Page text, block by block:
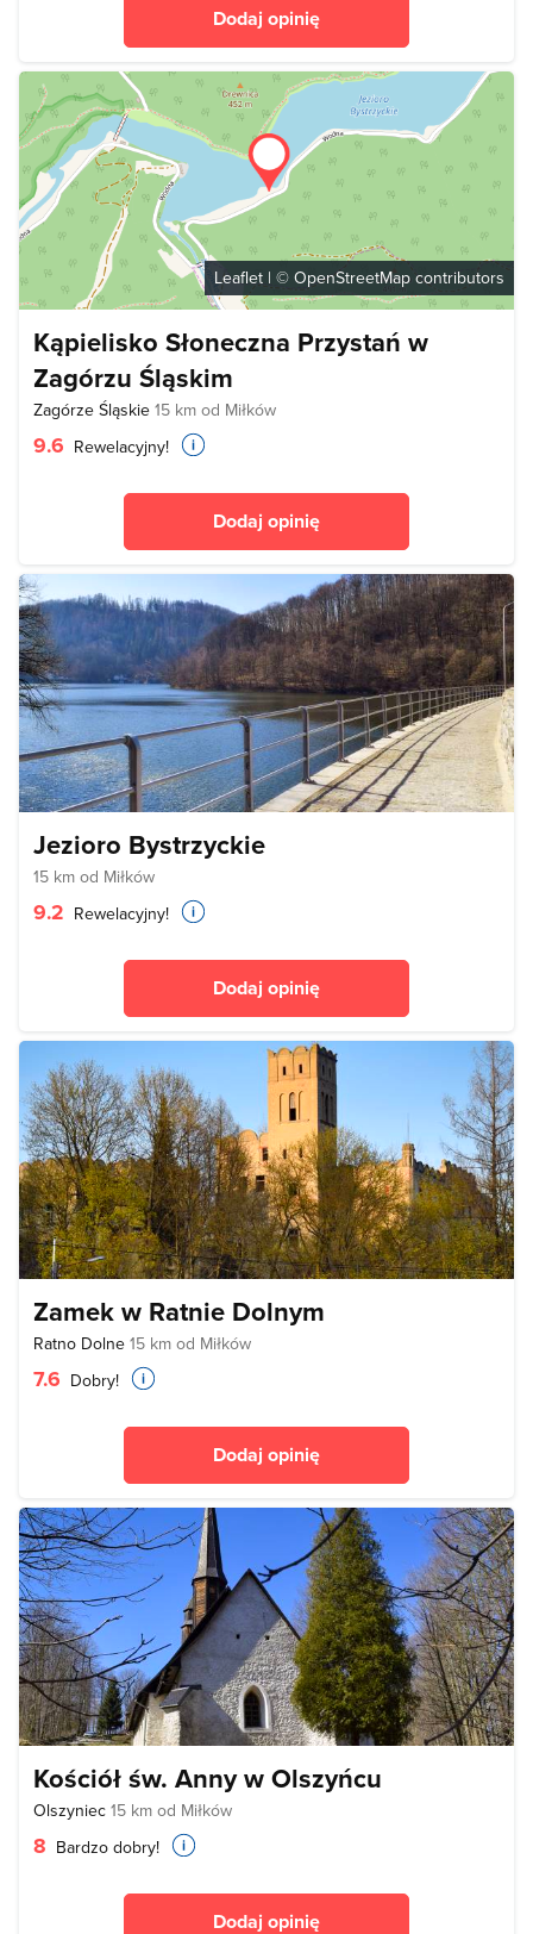
Dodaj opinię
Leaflet | © OpenStreetMap contributors
Kąpielisko Słoneczna Przystań w
Zagórzu Śląskim
Zagórze Śląskie 15 km od Miłków
9.6 Rewelacyjny!
Dodaj opinię
Jezioro Bystrzyckie
15 km od Miłków
9.2 Rewelacyjny!
Dodaj opinię
Zamek w Ratnie Dolnym
Ratno Dolne 15 km od Miłków
7.6 Dobry!
Dodaj opinię
Kościół św. Anny w Olszyńcu
Olszyniec 15 km od Miłków
8 Bardzo dobry!
Dodaj opinię